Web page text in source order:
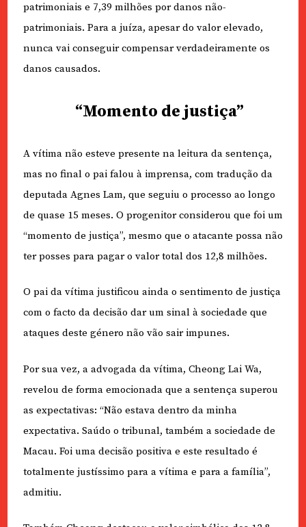
patrimoniais e 7,39 milhões por danos não-
patrimoniais. Para a juíza, apesar do valor elevado,
nunca vai conseguir compensar verdadeiramente os
danos causados.
“Momento de justiça”
A vítima não esteve presente na leitura da sentença,
mas no final o pai falou à imprensa, com tradução da
deputada Agnes Lam, que seguiu o processo ao longo
de quase 15 meses. O progenitor considerou que foi um
“momento de justiça”, mesmo que o atacante possa não
ter posses para pagar o valor total dos 12,8 milhões.
O pai da vítima justificou ainda o sentimento de justiça
com o facto da decisão dar um sinal à sociedade que
ataques deste género não vão sair impunes.
Por sua vez, a advogada da vítima, Cheong Lai Wa,
revelou de forma emocionada que a sentença superou
as expectativas: “Não estava dentro da minha
expectativa. Saúdo o tribunal, também a sociedade de
Macau. Foi uma decisão positiva e este resultado é
totalmente justíssimo para a vítima e para a família”,
admitiu.